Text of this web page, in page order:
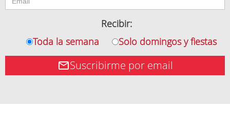
Recibir:
Toda la semana
Solo domingos y fiestas
Suscribirme por email